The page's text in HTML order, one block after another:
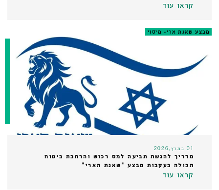
קראו עוד
מבצע שאגת ארי- מיסוי
01 במרץ,2026
מדריך להגשת תביעה למס רכוש והרחבת ביטוח
תכולה בעקבות מבצע "שאגת הארי"
קראו עוד